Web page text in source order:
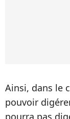
Ainsi, dans le
pouvoir
pourra pas